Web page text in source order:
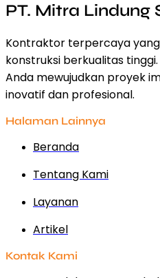
PT. Mitra Lindung
Kontraktor terpercaya
konstruksi berkualitas
Anda mewujudkan proyek
inovatif dan profesional.
Halaman Lainnya
Beranda
Tentang Kami
Layanan
Artikel
Kontak Kami